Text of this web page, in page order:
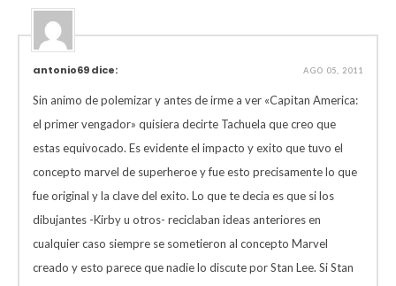
antonio69 dice: AGO 05, 2011
Sin animo de polemizar y antes de irme a ver «Capitan America:
el primer vengador» quisiera decirte Tachuela que creo que
estas equivocado. Es evidente el impacto y exito que tuvo el
concepto marvel de superheroe y fue esto precisamente lo que
fue original y la clave del exito. Lo que te decia es que si los
dibujantes -Kirby u otros- reciclaban ideas anteriores en
cualquier caso siempre se sometieron al concepto Marvel
creado y esto parece que nadie lo discute por Stan Lee. Si Stan